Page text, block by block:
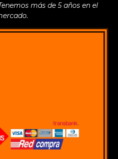
más de 5 años en el